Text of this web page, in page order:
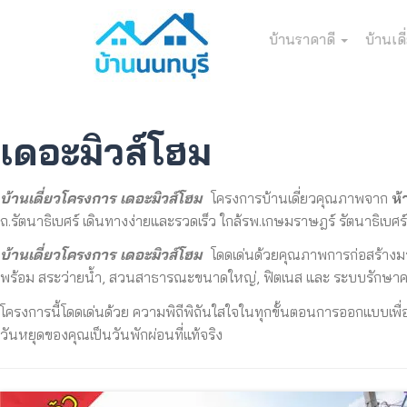
บ้านราคาดี บ้านเ
เดอะมิวส์โฮม
บ้านเดี่ยวโครงการ เดอะมิวส์โฮม โครงการบ้านเดี่ยวคุณภาพจาก ห้
ถ.รัตนาธิเบศร์ เดินทางง่ายและรวดเร็ว ใกล้รพ.เกษมราษฎร์ รัตนาธิเบ
บ้านเดี่ยวโครงการ เดอะมิวส์โฮม โดดเด่นด้วยคุณภาพการก่อสร้าง
พร้อม สระว่ายน้ำ, สวนสาธารณะขนาดใหญ่, ฟิตเนส และ ระบบรักษ
โครงการนี้โดดเด่นด้วย ความพิถีพิถันใสใจในทุกขั้นตอนการออกแบบเพื่
วันหยุดของคุณเป็นวันพักผ่อนที่แท้จริง